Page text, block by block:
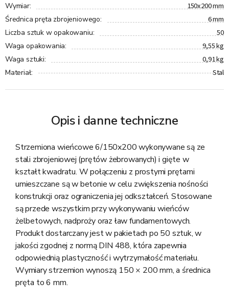
Wymiar: 150x200 mm
Średnica pręta zbrojeniowego: 6 mm
Liczba sztuk w opakowaniu: 50
Waga opakowania: 9,55 kg
Waga sztuki: 0,91 kg
Materiał: Stal
Opis i danne techniczne
Strzemiona wieńcowe 6/150x200 wykonywane są ze
stali zbrojeniowej (prętów żebrowanych) i gięte w
kształt kwadratu. W połączeniu z prostymi prętami
umieszczane są w betonie w celu zwiększenia nośności
konstrukcji oraz ograniczenia jej odkształceń. Stosowane
są przede wszystkim przy wykonywaniu wieńców
żelbetowych, nadproży oraz ław fundamentowych.
Produkt dostarczany jest w pakietach po 50 sztuk, w
jakości zgodnej z normą DIN 488, która zapewnia
odpowiednią plastyczność i wytrzymałość materiału.
Wymiary strzemion wynoszą 150 × 200 mm, a średnica
pręta to 6 mm.